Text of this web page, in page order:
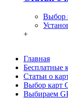
Выбор
+
Главная
Бесплатные
Статьи о
Выбор карт
Выбираем